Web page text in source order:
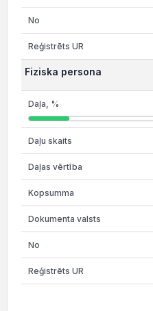
Fiziska persona